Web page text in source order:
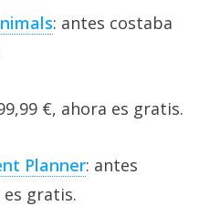
: antes costaba
€, ahora es gratis.
Planner: antes
es gratis.